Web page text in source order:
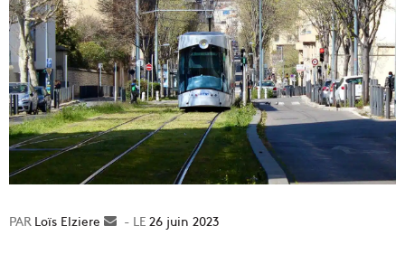
Loïs Elziere
Envoyer26 juin 2023